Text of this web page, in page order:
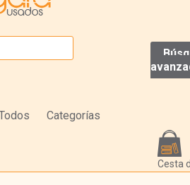
Categorías
Cesta